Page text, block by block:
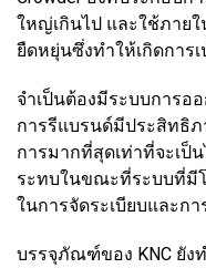
ใหญ่เกินไป และใช้ภาย
ยืดหยุ่นซึ่งทำให้เกิดการ
จำเป็นต้องมีระบบการ
การรีแบรนด์มีประสิทธิ
การมากที่สุดเท่าที่จะเป็
ระทบในขณะที่ระบบที่มี
ในการจัดระเบียบและ
บรรจุภัณฑ์ของ KNC ยั